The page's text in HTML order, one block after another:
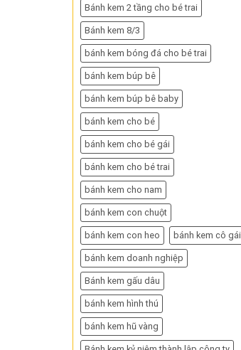
Bánh kem 2 tầng cho bé trai
Bánh kem 8/3
bánh kem bóng đá cho bé trai
bánh kem búp bê
bánh kem búp bê baby
bánh kem cho bé
bánh kem cho bé gái
bánh kem cho bé trai
bánh kem cho nam
bánh kem con chuột
bánh kem con heo bánh kem cô gái
bánh kem doanh nghiệp
Bánh kem gấu dâu
bánh kem hình thú
bánh kem hũ vàng